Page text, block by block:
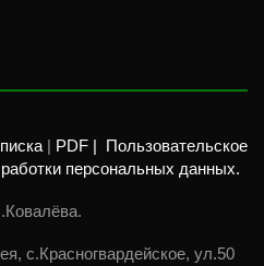
PDF |
Пользовательское
персональных данных.
с.Красногвардейское, ул.50